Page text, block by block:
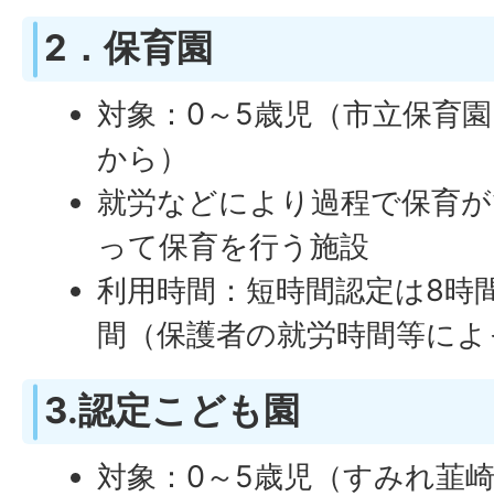
2．保育園
対象：0～5歳児（市立保育
から）
就労などにより過程で保育
って保育を行う施設
利用時間：短時間認定は8時
間（保護者の就労時間等に
3.認定こども園
対象：0～5歳児（すみれ韮